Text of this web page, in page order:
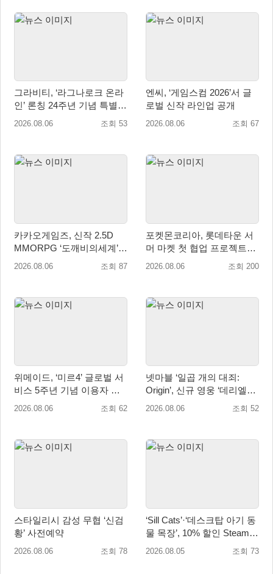
그라비티, ‘라그나로크 온라
인’ 론칭 24주년 기념 특별
감사 축제 실시!
2026.08.06 조회 53
엔씨, ‘게임스컴 2026’서 글
로벌 신작 라인업 공개
2026.08.06 조회 67
카카오게임즈, 신작 2.5D
MMORPG ‘도깨비의세계’
천만 배우 박지훈 광고 모델
2026.08.06 조회 87
포켓몬코리아, 롯데타운 서
머 마켓 첫 협업 프로젝트
‘포켓몬 별빛낙원’ 개최
2026.08.06 조회 200
위메이드, ‘미르4’ 글로벌 서
비스 5주년 기념 이용자 헌
정 영상 공개
2026.08.06 조회 62
넷마블 ‘일곱 개의 대죄:
Origin’, 신규 영웅 ‘데리엘리’
업데이트 실시
2026.08.06 조회 52
스타일리시 감성 무협 ‘신검
황’ 사전예약
2026.08.06 조회 78
‘Sill Cats’·‘데스크탑 아기 동
물 목장’, 10% 할인 Steam
번들 판매
2026.08.05 조회 73